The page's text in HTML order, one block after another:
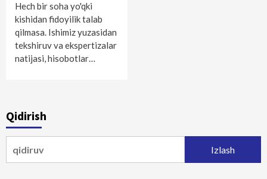
Hech bir soha yo'qki
kishidan fidoyilik talab
qilmasa. Ishimiz yuzasidan
tekshiruv va ekspertizalar
natijasi, hisobotlar…
Qidirish